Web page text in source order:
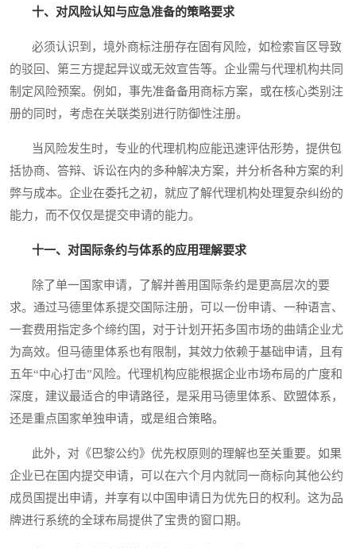
十、对风险认知与应急准备的策略要求
必须认识到，境外商标注册存在固有风险，如检索盲区导致
的驳回、第三方提起异议或无效宣告等。企业需与代理机构共同
制定风险预案。例如，事先准备备用商标方案，或在核心类别注
册的同时，考虑在关联类别进行防御性注册。
当风险发生时，专业的代理机构应能迅速评估形势，提供包
括协商、答辩、诉讼在内的多种解决方案，并分析各种方案的利
弊与成本。企业在委托之初，就应了解代理机构处理复杂纠纷的
能力，而不仅仅是提交申请的能力。
十一、对国际条约与体系的应用理解要求
除了单一国家申请，了解并善用国际条约是更高层次的要
求。通过马德里体系提交国际注册，可以一份申请、一种语言、
一套费用指定多个缔约国，对于计划开拓多国市场的曲靖企业尤
为高效。但马德里体系也有限制，其效力依赖于基础申请，且有
五年“中心打击”风险。代理机构应能根据企业市场布局的广度和
深度，建议最适合的申请路径，是采用马德里体系、欧盟体系，
还是重点国家单独申请，或是组合策略。
此外，对《巴黎公约》优先权原则的理解也至关重要。如果
企业已在国内提交申请，可以在六个月内就同一商标向其他公约
成员国提出申请，并享有以中国申请日为优先日的权利。这为品
牌进行系统的全球布局提供了宝贵的窗口期。